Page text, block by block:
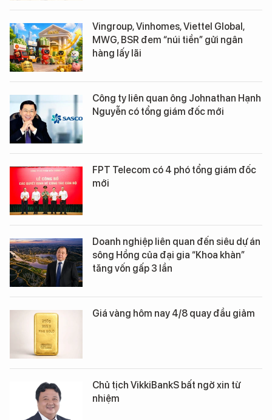
Vingroup, Vinhomes, Viettel Global,
MWG, BSR đem “núi tiền” gửi ngân
hàng lấy lãi
Công ty liên quan ông Johnathan Hạnh
Nguyễn có tổng giám đốc mới
FPT Telecom có 4 phó tổng giám đốc
mới
Doanh nghiệp liên quan đến siêu dự án
sông Hồng của đại gia “Khoa khàn”
tăng vốn gấp 3 lần
Giá vàng hôm nay 4/8 quay đầu giảm
Chủ tịch VikkiBankS bất ngờ xin từ
nhiệm